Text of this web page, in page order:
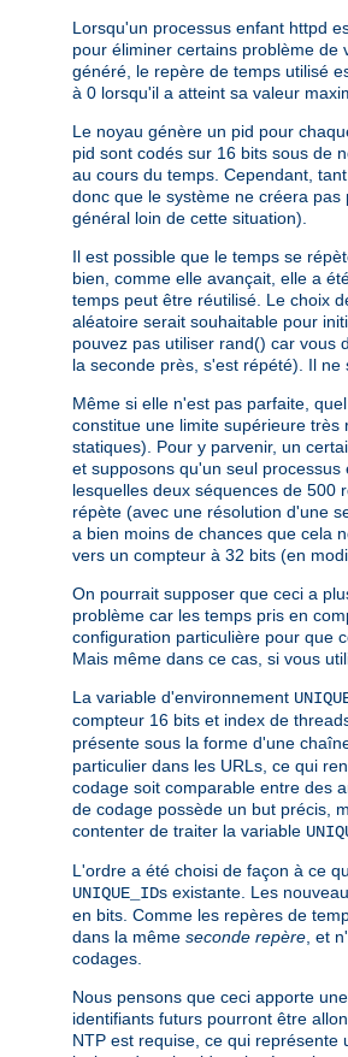
Lorsqu'un processus enfant httpd
pour éliminer certains problème de
généré, le repère de temps utilisé
à 0 lorsqu'il a atteint sa valeur
Le noyau génère un pid pour
pid sont codés sur 16 bits sous de
au cours du temps. Cependant,
donc que le système ne créera
général loin de cette situation).
Il est possible que le temps se
bien, comme elle avançait, elle a
temps peut être réutilisé. Le choix
aléatoire serait souhaitable pour
pouvez pas utiliser rand() car vous
la seconde près, s'est répété). Il
Même si elle n'est pas parfaite,
constitue une limite supérieure
statiques). Pour y parvenir, un
et supposons qu'un seul
lesquelles deux séquences de 500
répète (avec une résolution d'une
a bien moins de chances que cela
vers un compteur à 32 bits (en
On pourrait supposer que ceci a
problème car les temps pris en
configuration particulière pour que
Mais même dans ce cas, si vous
La variable d'environnement
compteur 16 bits et index de
présente sous la forme d'une
particulier dans les URLs, ce qui
codage soit comparable entre des
de codage possède un but précis,
contenter de traiter la variable
L'ordre a été choisi de façon à ce
UNIQUE_IDs existante. Les
en bits. Comme les repères de
dans la même seconde repère , et
codages.
Nous pensons que ceci apporte
identifiants futurs pourront être
NTP est requise, ce qui